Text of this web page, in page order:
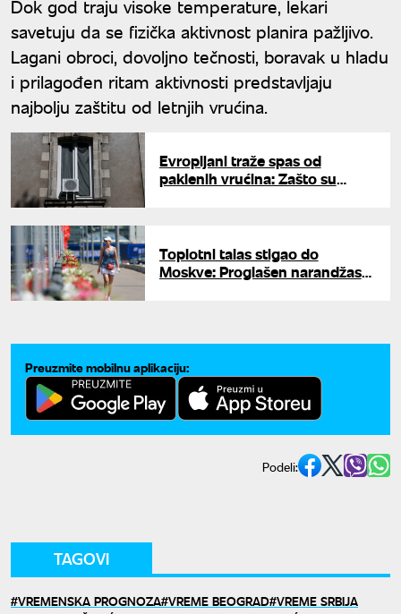
Dok god traju visoke temperature, lekari
savetuju da se fizička aktivnost planira pažljivo.
Lagani obroci, dovoljno tečnosti, boravak u hladu
i prilagođen ritam aktivnosti predstavljaju
najbolju zaštitu od letnjih vrućina.
Evropljani traže spas od
paklenih vrućina: Zašto su
Toplotni talas stigao do
Moskve: Proglašen narandžasti
Preuzmite mobilnu aplikaciju:
Podeli:
TAGOVI
VREMENSKA PROGNOZA VREME BEOGRAD VREME SRBIJA